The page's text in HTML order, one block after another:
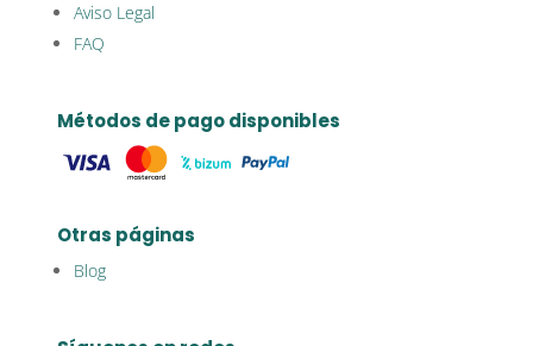
Aviso Legal
FAQ
Métodos de pago disponibles
Otras páginas
Blog